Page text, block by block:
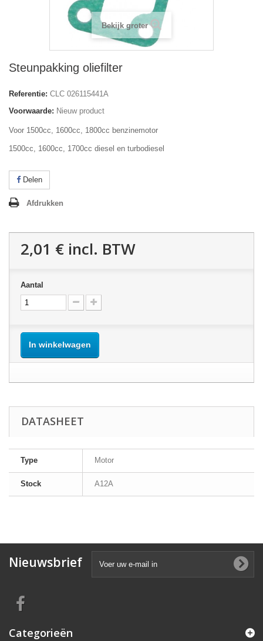
Bekijk groter
Steunpakking oliefilter
Referentie: CLC 026115441A
Voorwaarde: Nieuw product
Voor 1500cc, 1600cc, 1800cc benzinemotor
1500cc, 1600cc, 1700cc diesel en turbodiesel
Delen
Afdrukken
2,01 € incl. BTW
Aantal
In winkelwagen
DATASHEET
Type Motor
Stock A12A
Nieuwsbrief
Categorieën